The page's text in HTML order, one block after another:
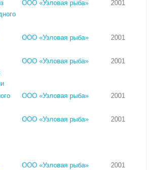
ООО «Узловая рыба» 2001
ООО «Узловая рыба» 2001
ООО «Узловая рыба» 2001
ООО «Узловая рыба» 2001
ООО «Узловая рыба» 2001
ООО «Узловая рыба» 2001